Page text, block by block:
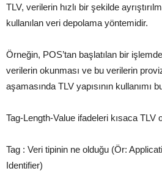
TLV, verilerin hızlı bir şekilde
kullanılan veri depolama yöntemidir.
Örneğin, POS’tan başlatılan bir
verilerin okunması ve bu verilerin
aşamasında TLV yapısının kullanımı
Tag-Length-Value ifadeleri kısaca TLV
Tag : Veri tipinin ne olduğu (Ör:
Identifier)